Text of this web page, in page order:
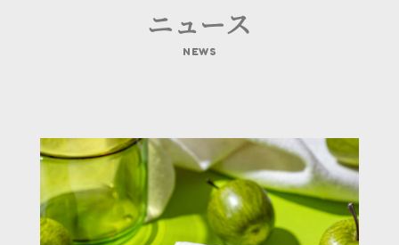
ニュース
NEWS